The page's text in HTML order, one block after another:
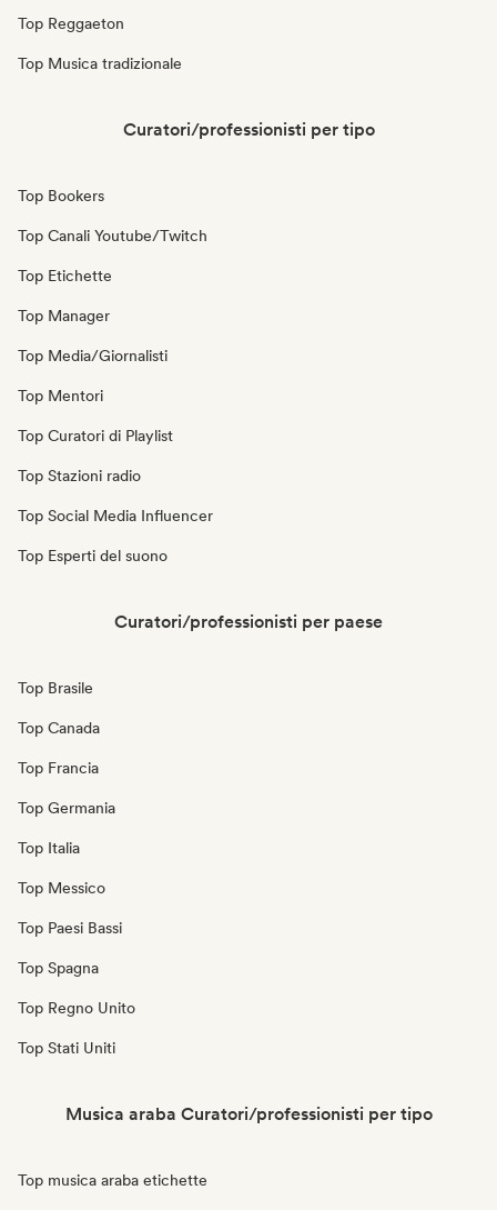
Top Reggaeton
Top Musica tradizionale
Curatori/professionisti per tipo
Top Bookers
Top Canali Youtube/Twitch
Top Etichette
Top Manager
Top Media/Giornalisti
Top Mentori
Top Curatori di Playlist
Top Stazioni radio
Top Social Media Influencer
Top Esperti del suono
Curatori/professionisti per paese
Top Brasile
Top Canada
Top Francia
Top Germania
Top Italia
Top Messico
Top Paesi Bassi
Top Spagna
Top Regno Unito
Top Stati Uniti
Musica araba Curatori/professionisti per tipo
Top musica araba etichette